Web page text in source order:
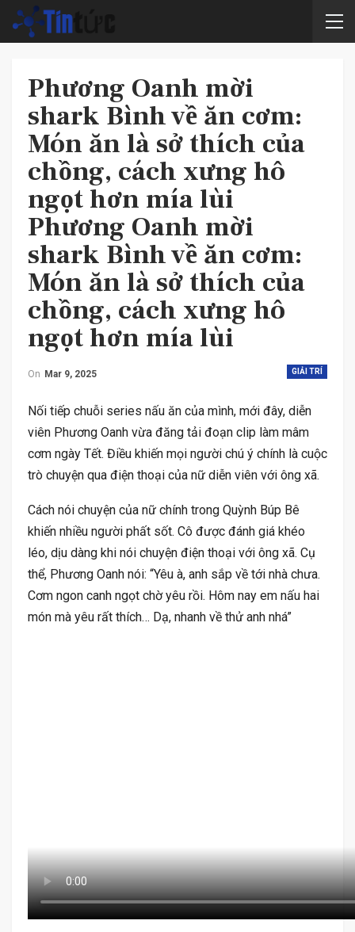
Phương Oanh mời
shark Bình về ăn cơm:
Món ăn là sở thích của
chồng, cách xưng hô
ngọt hơn mía lùi
Phương Oanh mời
shark Bình về ăn cơm:
Món ăn là sở thích của
chồng, cách xưng hô
ngọt hơn mía lùi
GIẢI TRÍ
On Mar 9, 2025
Nối tiếp chuỗi series nấu ăn của mình, mới đây, diễn
viên Phương Oanh vừa đăng tải đoạn clip làm mâm
cơm ngày Tết. Điều khiến mọi người chú ý chính là cuộc
trò chuyện qua điện thoại của nữ diễn viên với ông xã.
Cách nói chuyện của nữ chính trong Quỳnh Búp Bê
khiến nhiều người phất sốt. Cô được đánh giá khéo
léo, dịu dàng khi nói chuyện điện thoại với ông xã. Cụ
thể, Phương Oanh nói: “Yêu à, anh sắp về tới nhà chưa.
Cơm ngon canh ngọt chờ yêu rồi. Hôm nay em nấu hai
món mà yêu rất thích… Dạ, nhanh về thử anh nhá”